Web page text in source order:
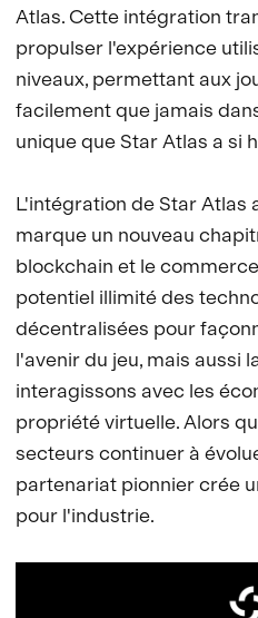
Atlas. Cette intégration
propulser l'expérience
niveaux, permettant aux
facilement que jamais
unique que Star Atlas a si
L'intégration de Star Atlas
marque un nouveau
blockchain et le
potentiel illimité des
décentralisées pour
l'avenir du jeu, mais aussi
interagissons avec les
propriété virtuelle. Alors
secteurs continuer à
partenariat pionnier crée
pour l'industrie.